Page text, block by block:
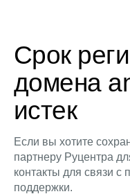
Срок
домена
истек
Если вы хотите
партнеру Руцентра
контакты для связи
поддержки.